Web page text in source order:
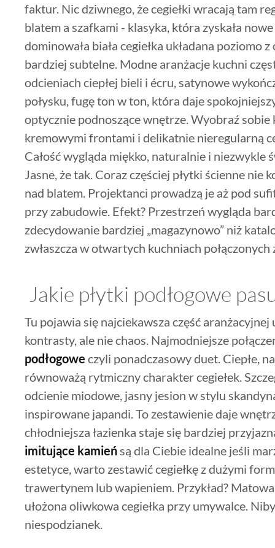
faktur. Nic dziwnego, że cegiełki wracają tam
blatem a szafkami - klasyka, która zyskała
dominowała biała cegiełka układana poziomo
bardziej subtelne. Modne aranżacje kuchni
odcieniach ciepłej bieli i écru, satynowe
połysku, fugę ton w ton, która daje
optycznie podnoszące wnętrze. Wyobraź sobie
kremowymi frontami i delikatnie nieregularną
Całość wygląda miękko, naturalnie i niezwykle
Jasne, że tak. Coraz częściej płytki ścienne nie
nad blatem. Projektanci prowadzą je aż pod
przy zabudowie. Efekt? Przestrzeń wygląda
zdecydowanie bardziej „magazynowo” niż
zwłaszcza w otwartych kuchniach połączonych
Jakie płytki podłogowe
Tu pojawia się najciekawsza część aranżacyjnej
kontrasty, ale nie chaos. Najmodniejsze
podłogowe czyli ponadczasowy duet. Ciepłe,
równoważą rytmiczny charakter cegiełek.
odcienie miodowe, jasny jesion w stylu
inspirowane japandi. To zestawienie daje
chłodniejsza łazienka staje się bardziej
imitujące kamień są dla Ciebie idealne jeśli
estetyce, warto zestawić cegiełkę z dużymi
trawertynem lub wapieniem. Przykład?
ułożona oliwkowa cegiełka przy umywalce.
niespodzianek.